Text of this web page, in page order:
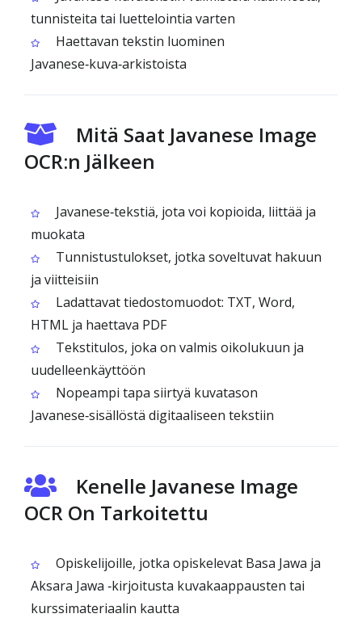
tunnisteita tai luettelointia varten
Haettavan tekstin luominen
Javanese‑kuva‑arkistoista
Mitä Saat Javanese Image
OCR:n Jälkeen
Javanese‑tekstiä, jota voi kopioida, liittää ja
muokata
Tunnistustulokset, jotka soveltuvat hakuun
ja viitteisiin
Ladattavat tiedostomuodot: TXT, Word,
HTML ja haettava PDF
Tekstitulos, joka on valmis oikolukuun ja
uudelleenkäyttöön
Nopeampi tapa siirtyä kuvatason
Javanese‑sisällöstä digitaaliseen tekstiin
Kenelle Javanese Image
OCR On Tarkoitettu
Opiskelijoille, jotka opiskelevat Basa Jawa ja
Aksara Jawa ‑kirjoitusta kuvakaappausten tai
kurssimateriaalin kautta